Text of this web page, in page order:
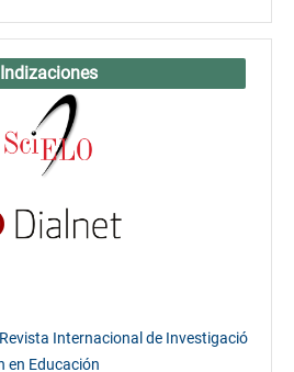
Indizaciones